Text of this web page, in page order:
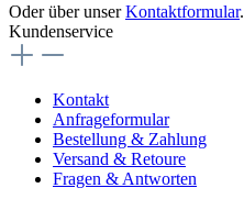
Oder über unserKontaktformular.
Kundenservice
Kontakt
Anfrageformular
Bestellung & Zahlung
Versand & Retoure
Fragen & Antworten